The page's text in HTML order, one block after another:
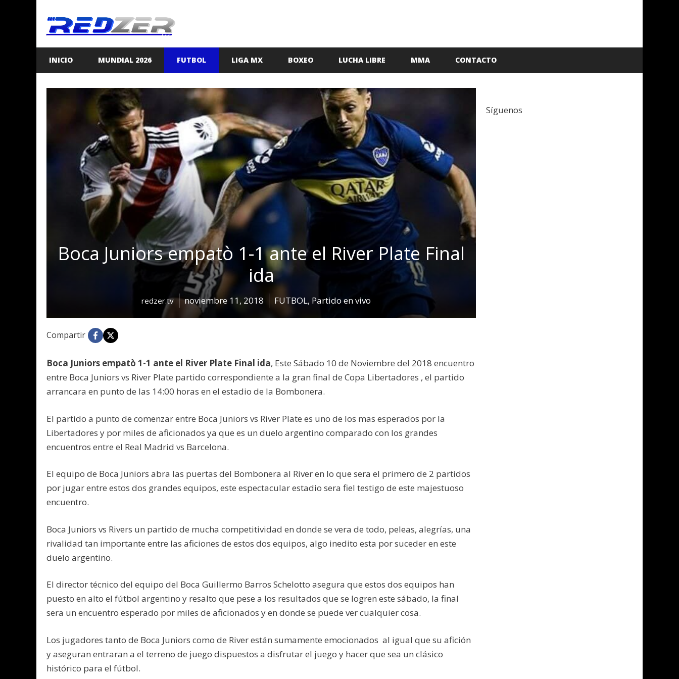
contenido
INICIO MUNDIAL 2026 FUTBOL LIGA MX BOXEO LUCHA LIBRE MMA CONTACTO
Boca Juniors empatò 1-1 ante el River Plate Final
ida
redzer.tv noviembre 11, 2018 FUTBOL, Partido en vivo
Compartir
Boca Juniors empatò 1-1 ante el River Plate Final ida, Este Sábado 10 de Noviembre del 2018 encuentro
entre Boca Juniors vs River Plate partido correspondiente a la gran final de Copa Libertadores , el partido
arrancara en punto de las 14:00 horas en el estadio de la Bombonera.
El partido a punto de comenzar entre Boca Juniors vs River Plate es uno de los mas esperados por la
Libertadores y por miles de aficionados ya que es un duelo argentino comparado con los grandes
encuentros entre el Real Madrid vs Barcelona.
El equipo de Boca Juniors abra las puertas del Bombonera al River en lo que sera el primero de 2 partidos
por jugar entre estos dos grandes equipos, este espectacular estadio sera fiel testigo de este majestuoso
encuentro.
Boca Juniors vs Rivers un partido de mucha competitividad en donde se vera de todo, peleas, alegrías, una
rivalidad tan importante entre las aficiones de estos dos equipos, algo inedito esta por suceder en este
duelo argentino.
El director técnico del equipo del Boca Guillermo Barros Schelotto asegura que estos dos equipos han
puesto en alto el fútbol argentino y resalto que pese a los resultados que se logren este sábado, la final
sera un encuentro esperado por miles de aficionados y en donde se puede ver cualquier cosa.
Los jugadores tanto de Boca Juniors como de River están sumamente emocionados al igual que su afición
y aseguran entraran a el terreno de juego dispuestos a disfrutar el juego y hacer que sea un clásico
histórico para el fútbol.
Síguenos